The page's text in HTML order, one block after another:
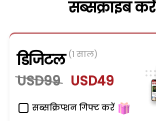
सब्सक्राइब करें
डिजिटल (1 साल)
USD99 USD49
सब्सक्रिप्शन गिफ्ट करें